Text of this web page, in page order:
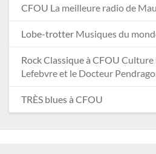
CFOU La meilleure radio de
Lobe-trotter Musiques du
Rock Classique à CFOU Culture
Lefebvre et le Docteur
TRÈS blues à CFOU